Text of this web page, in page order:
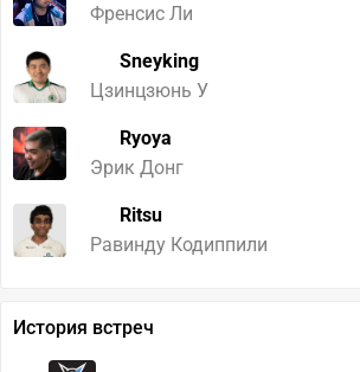
Френсис Ли
Sneyking
Цзинцзюнь У
Ryoya
Эрик Донг
Ritsu
Равинду Кодиппили
История встреч